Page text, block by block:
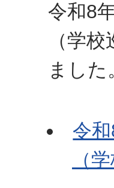
令和8
（学
ました
令
（